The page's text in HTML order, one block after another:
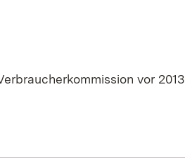
vor 2013